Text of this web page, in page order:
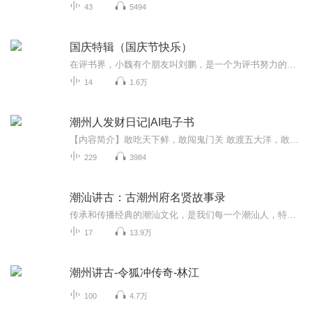
43 5494
国庆特辑（国庆节快乐）
14 1.6万
潮州人发财日记|AI电子书
229 3984
潮汕讲古：古潮州府名贤故事录
17 13.9万
潮州讲古-令狐冲传奇-林江
100 4.7万